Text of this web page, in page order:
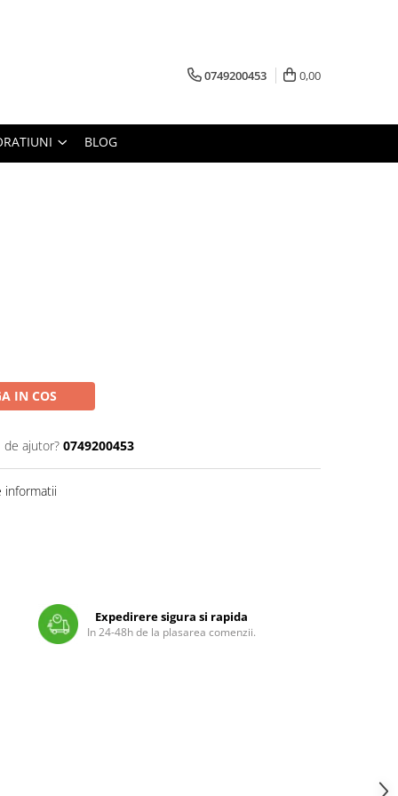
0749200453 0,00
BLOG
IN COS
de ajutor? 0749200453
informatii
Expedirere sigura si rapida
In 24-48h de la plasarea comenzii.